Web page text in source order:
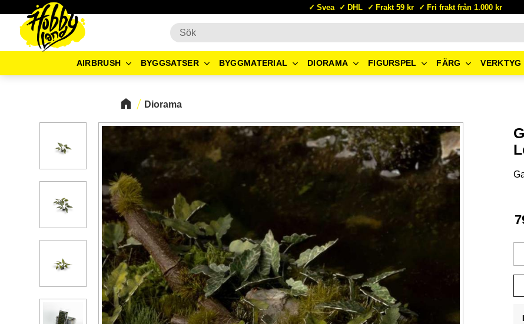
Svea DHL Frakt 59 kr Fri frakt från 1.000 kr
AIRBRUSH BYGGSATSER BYGGMATERIAL DIORAMA FIGURSPEL FÄRG VERKTYG
Diorama